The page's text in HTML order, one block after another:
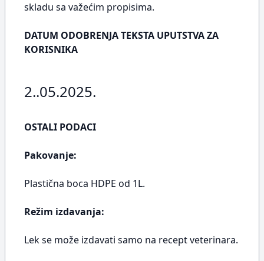
skladu sa važećim propisima.
DATUM ODOBRENJA TEKSTA UPUTSTVA ZA
KORISNIKA
2..05.2025.
OSTALI PODACI
Pakovanje:
Plastična boca HDPE od 1L.
Režim izdavanja:
Lek se može izdavati samo na recept veterinara.